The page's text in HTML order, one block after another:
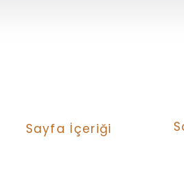
Sayfa İçeriği